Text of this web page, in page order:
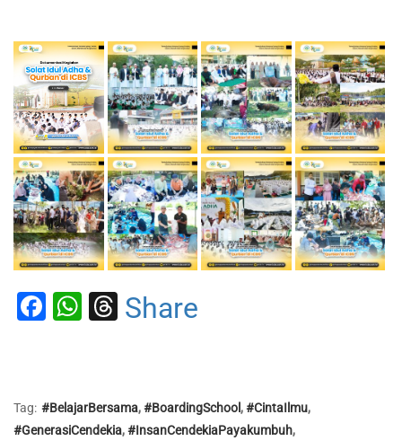
Facebook
WhatsApp
Threads
Share
Tag: #BelajarBersama,#BoardingSchool ,#CintaIlmu,
#GenerasiCendekia,#InsanCendekiaPayakumbuh,